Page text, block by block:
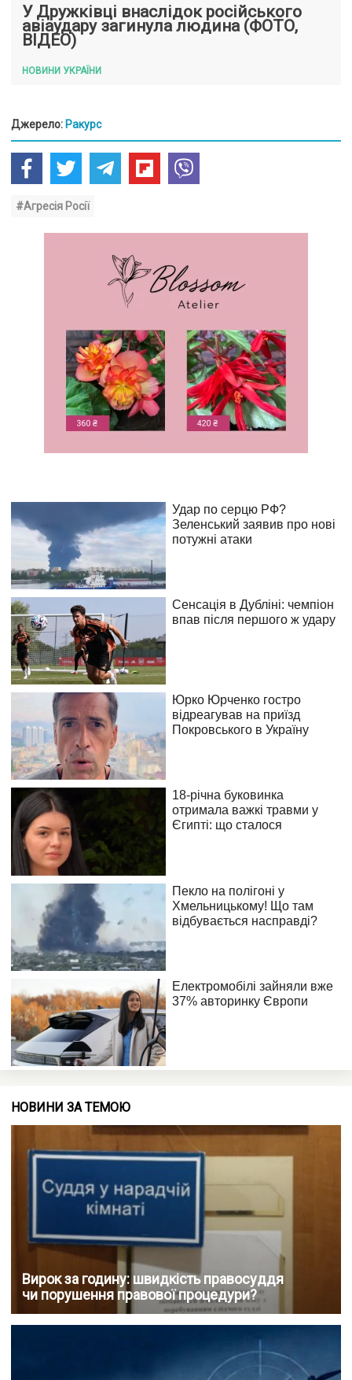
У Дружківці внаслідок російського
авіаудару загинула людина (ФОТО,
ВІДЕО)
НОВИНИ УКРАЇНИ
Джерело: Ракурс
#Агресія Росії
НОВИНИ ЗА ТЕМОЮ
Вирок за годину: швидкість правосуддя
чи порушення правової процедури?